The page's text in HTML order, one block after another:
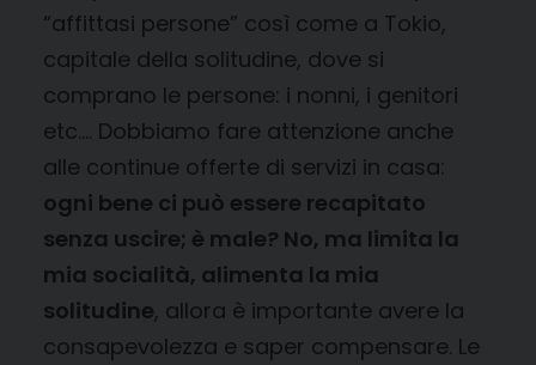
“affittasi persone” così come a Tokio,
capitale della solitudine, dove si
comprano le persone: i nonni, i genitori
etc…. Dobbiamo fare attenzione anche
alle continue offerte di servizi in casa:
ogni bene ci può essere recapitato
senza uscire; è male? No, ma limita la
mia socialità, alimenta la mia
solitudine, allora è importante avere la
consapevolezza e saper compensare. Le